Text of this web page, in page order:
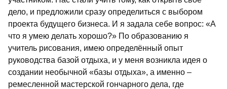
дело, и предложили сразу определиться с выбором
проекта будущего бизнеса. И я задала себе вопрос: «А
что я умею делать хорошо?» По образованию я
учитель рисования, имею определённый опыт
руководства базой отдыха, и у меня возникла идея о
создании необычной «базы отдыха», а именно –
ремесленной мастерской гончарного дела, где